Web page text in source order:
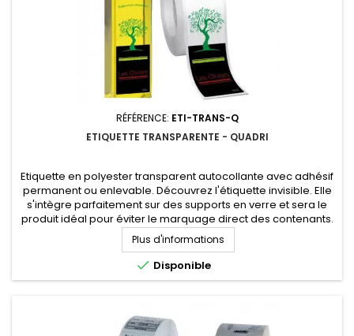
RÉFÉRENCE: ETI-TRANS-Q
ETIQUETTE TRANSPARENTE - QUADRI
Etiquette en polyester transparent autocollante avec adhésif
permanent ou enlevable. Découvrez l'étiquette invisible. Elle
s'intègre parfaitement sur des supports en verre et sera le
produit idéal pour éviter le marquage direct des contenants.
Impression Quadri (qualité photo) avec blanc de soutien
sélectif pour des couleurs éclatantes....
Plus d'informations
 Disponible